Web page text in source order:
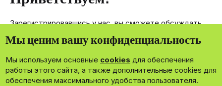
Зарегистрировавшись у нас, вы сможете обсуждать,
членам нашего сообщества.
Зарегистрироваться сейчас!
Мы ценим вашу конфиденциальность
Мы используем основные cookies для обеспечения
работы этого сайта, а также дополнительные cookies для
обеспечения максимального удобства пользователя.